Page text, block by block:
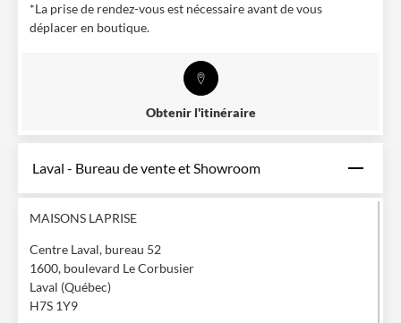
*La prise de rendez-vous est nécessaire avant de vous
déplacer en boutique.
Obtenir l'itinéraire
Laval - Bureau de vente et Showroom
MAISONS LAPRISE
Centre Laval, bureau 52
1600, boulevard Le Corbusier
Laval (Québec)
H7S 1Y9